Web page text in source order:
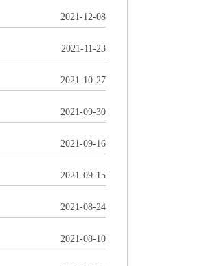
2021-12-08
2021-11-23
2021-10-27
2021-09-30
2021-09-16
2021-09-15
2021-08-24
2021-08-10